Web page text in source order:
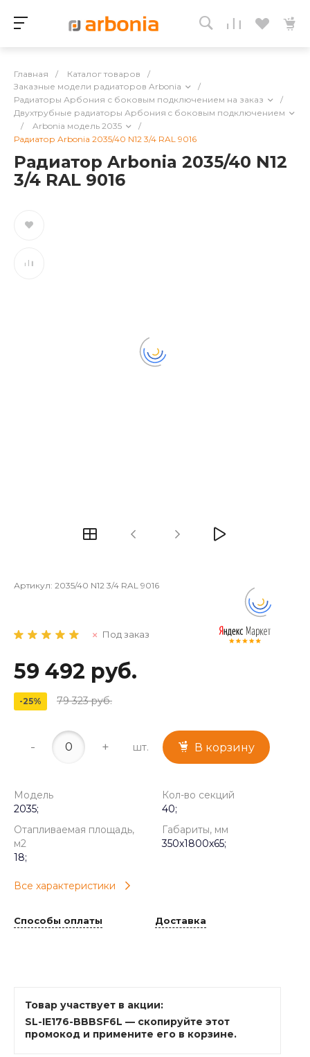
Главная / Каталог товаров
/
Заказные модели радиаторов Arbonia
/
Радиаторы Арбония с боковым подключением на заказ
/
Двухтрубные радиаторы Арбония c боковым подключением
/
Arbonia модель 2035
/
Радиатор Arbonia 2035/40 N12 3/4 RAL 9016
Радиатор Arbonia 2035/40 N12
3/4 RAL 9016
Артикул: 2035/40 N12 3/4 RAL 9016
Под заказ
59 492 руб.
-25% 79 323 руб.
- + шт. В корзину
Модель
2035;
Кол-во секций
40;
Отапливаемая площадь,
м2
18;
Габариты, мм
350x1800x65;
Все характеристики
Способы оплаты Доставка
Товар участвует в акции:
SL-IE176-BBBSF6L — скопируйте этот
промокод и примените его в корзине.